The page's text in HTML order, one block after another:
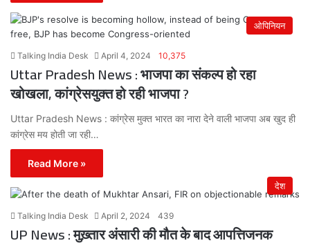
ओपिनियन
Talking India Desk April 4, 2024 10,375
Uttar Pradesh News : भाजपा का संकल्प हो रहा
खोखला, कांग्रेसयुक्त हो रही भाजपा ?
Uttar Pradesh News : कांग्रेस मुक्त भारत का नारा देने वाली भाजपा अब खुद ही
कांग्रेस मय होती जा रही…
Read More »
देश
Talking India Desk April 2, 2024 439
UP News : मुख़्तार अंसारी की मौत के बाद आपत्तिजनक